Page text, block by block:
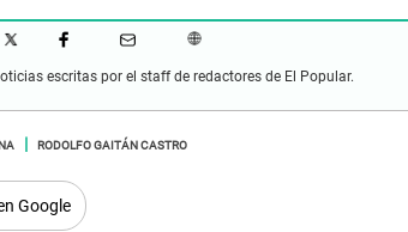
escritas por el staff de redactores de El Popular.
RODOLFO GAITÁN CASTRO
Google